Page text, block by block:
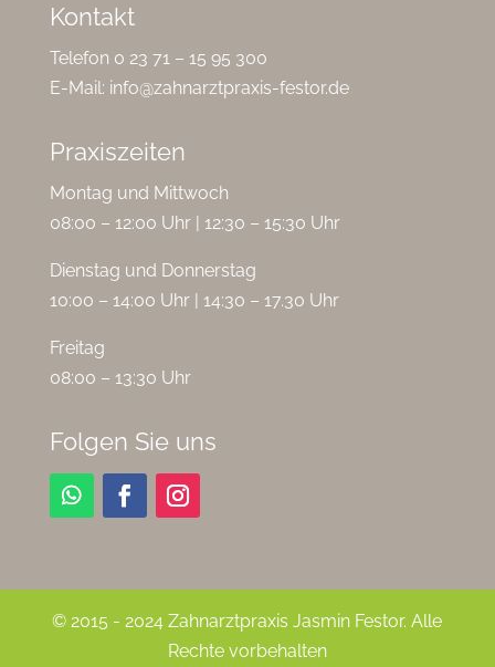
Kontakt
Telefon 0 23 71 – 15 95 300
E-Mail: info@zahnarztpraxis-festor.de
Praxiszeiten
Montag und Mittwoch
08:00 – 12:00 Uhr | 12:30 – 15:30 Uhr
Dienstag und Donnerstag
10:00 – 14:00 Uhr | 14:30 – 17.30 Uhr
Freitag
08:00 – 13:30 Uhr
Folgen Sie uns
© 2015 - 2024 Zahnarztpraxis Jasmin Festor. Alle
Rechte vorbehalten